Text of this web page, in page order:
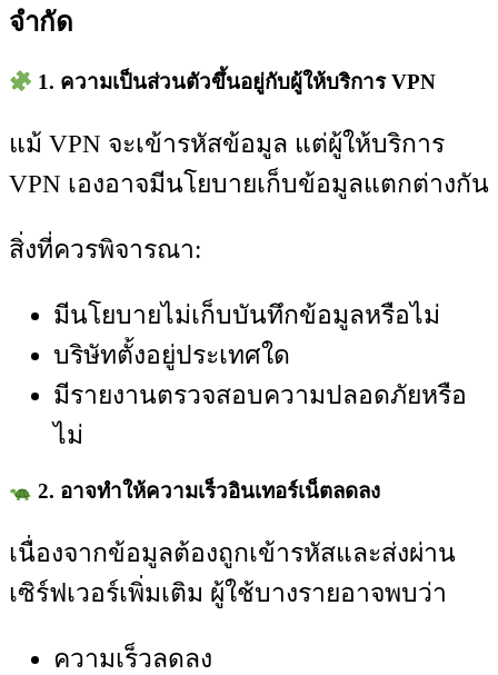
จำกัด
1. ความเป็นส่วนตัวขึ้นอยู่กับผู้ให้บริการ VPN
แม้ VPN จะเข้ารหัสข้อมูล แต่ผู้ให้บริการ
VPN เองอาจมีนโยบายเก็บข้อมูลแตกต่างกัน
สิ่งที่ควรพิจารณา:
มีนโยบายไม่เก็บบันทึกข้อมูลหรือไม่
บริษัทตั้งอยู่ประเทศใด
มีรายงานตรวจสอบความปลอดภัยหรือ
ไม่
2. อาจทำให้ความเร็วอินเทอร์เน็ตลดลง
เนื่องจากข้อมูลต้องถูกเข้ารหัสและส่งผ่าน
เซิร์ฟเวอร์เพิ่มเติม ผู้ใช้บางรายอาจพบว่า
ความเร็วลดลง